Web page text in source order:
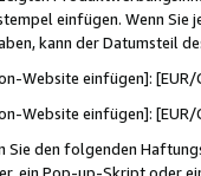
einfügen. Wenn Sie
kann der Datumsteil
Website einfügen]:
Website einfügen]:
Sie den folgenden
ein Pop-up-Skript oder